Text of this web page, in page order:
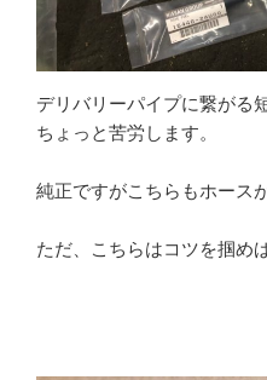
デリバリーパイプに繋がる
ちょっと苦労します。
純正ですがこちらもホース
ただ、こちらはコツを掴め